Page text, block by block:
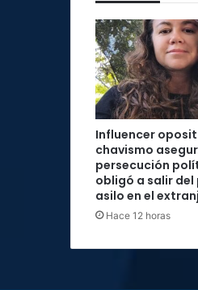
Influencer
chavismo
persecución
obligó a salir del
asilo en el
Hace 12 horas